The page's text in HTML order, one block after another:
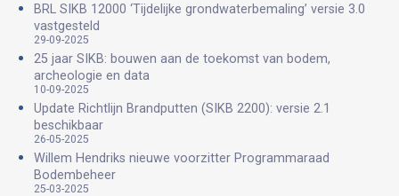
BRL SIKB 12000 ‘Tijdelijke grondwaterbemaling’ versie 3.0
vastgesteld
29-09-2025
25 jaar SIKB: bouwen aan de toekomst van bodem,
archeologie en data
10-09-2025
Update Richtlijn Brandputten (SIKB 2200): versie 2.1
beschikbaar
26-05-2025
Willem Hendriks nieuwe voorzitter Programmaraad
Bodembeheer
25-03-2025